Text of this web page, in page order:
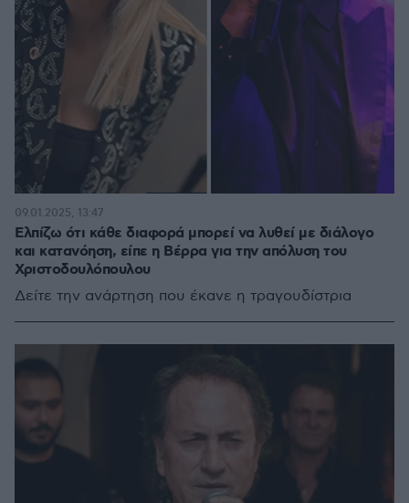
Ελπίζω ότι κάθε διαφορά μπορεί να λυθεί με διάλογο
και κατανόηση, είπε η Βέρρα για την απόλυση του
Χριστοδουλόπουλου
Δείτε την ανάρτηση που έκανε η τραγουδίστρια
09.01.2025, 13:47